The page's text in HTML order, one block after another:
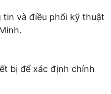
và điều phối kỹ thuật
bị để xác định chính